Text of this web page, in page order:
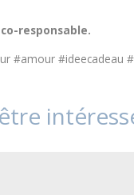
responsable.
#amour #ideecadeau